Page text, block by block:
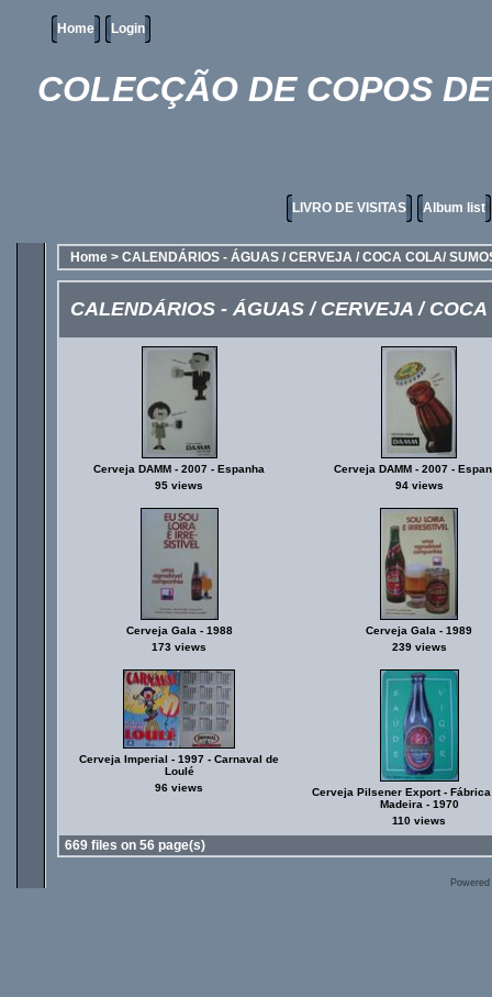
Home Login
COLECÇÃO DE COPOS
LIVRO DE VISITAS Album list
Home > CALENDÁRIOS - ÁGUAS / CERVEJA / COCA COLA/
CALENDÁRIOS - ÁGUAS / CERVEJA /
Cerveja DAMM - 2007 - Espanha
95 views
Cerveja DAMM - 2007 -
94 views
Cerveja Gala - 1988
173 views
Cerveja Gala - 1989
239 views
Cerveja Imperial - 1997 - Carnaval de
Loulé
96 views
Cerveja Pilsener Export - Fábrica
Madeira - 1970
110 views
669 files on 56 page(s)